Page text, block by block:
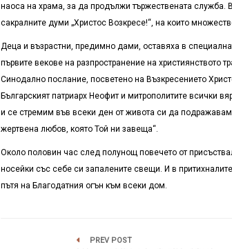
наоса на храма, за да продължи тържествената служба.
сакралните думи „Христос Возкресе!“, на които
Деца и възрастни, предимно дами, оставяха в
първите векове на разпространение на християнството
Синодално послание, посветено на Възкресението
Българският патриарх Неофит и митрополитите всички
и се стремим във всеки ден от живота си да
жертвена любов, която Той ни завеща“.
Около половин час след полунощ повечето от
носейки със себе си запалените свещи. И в
пътя на Благодатния огън към всеки дом.
PREV POST